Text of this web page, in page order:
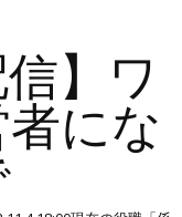
信】ワ
にな